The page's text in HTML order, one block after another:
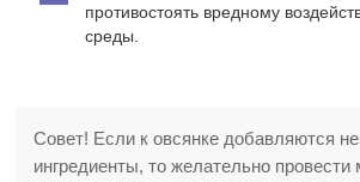
противостоять вредному
среды.
Совет! Если к овсянке добавляются
ингредиенты, то желательно провести